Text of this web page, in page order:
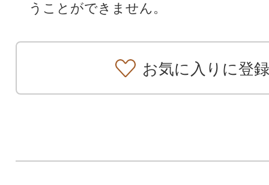
うことができません。
お気に入りに登録